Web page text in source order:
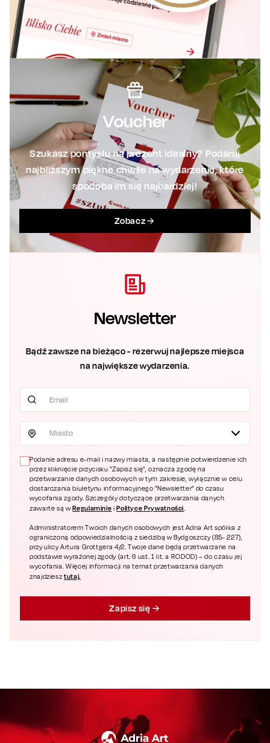
Voucher
Szukasz pomysłu na prezent idealny? Podaruj
najbliższym piękne chwile na wydarzeniu, które
spodoba im się najbardziej!
Zobacz
Newsletter
Bądź zawsze na bieżąco - rezerwuj najlepsze miejsca
na największe wydarzenia.
Miasto
Podanie adresu e-mail i nazwy miasta, a następnie potwierdzenie ich
przez kliknięcie przycisku "Zapisz się", oznacza zgodę na
przetwarzanie danych osobowych w tym zakresie, wyłącznie w celu
dostarczania biuletynu informacyjnego "Newsletter" do czasu
wycofania zgody. Szczegóły dotyczące przetwarzania danych
zawarte są wRegulaminie i Polityce Prywatności.
Administratorem Twoich danych osobowych jest Adria Art spółka z
ograniczoną odpowiedzialnością z siedzibą w Bydgoszczy (85- 227),
przy ulicy Artura Grottgera 4/2. Twoje dane będą przetwarzane na
podstawie wyrażonej zgody (art. 6 ust. 1 lit. a RODOD) – do czasu jej
wycofania. Więcej informacji na temat przetwarzania danych
znajdziesztutaj.
Zapisz się